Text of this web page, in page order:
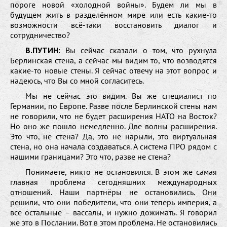
пороге новой «холодной войны». Будем ли мы в
будущем жить в разделённом мире или есть какие-то
возможности всё-таки восстановить диалог и
сотрудничество?
В.ПУТИН: Вы сейчас сказали о том, что рухнула
Берлинская стена, а сейчас мы видим то, что возводятся
какие-то новые стены. Я сейчас отвечу на этот вопрос и
надеюсь, что Вы со мной согласитесь.
Мы не сейчас это видим. Вы же специалист по
Германии, по Европе. Разве после Берлинской стены нам
не говорили, что не будет расширения НАТО на Восток?
Но оно же пошло немедленно. Две волны расширения.
Это что, не стена? Да, это не нарыли, это виртуальная
стена, но она начала создаваться. А система ПРО рядом с
нашими границами? Это что, разве не стена?
Понимаете, никто не остановился. В этом же самая
главная проблема сегодняшних международных
отношений. Наши партнёры не остановились. Они
решили, что они победители, что они теперь империя, а
все остальные – вассалы, и нужно дожимать. Я говорил
же это в Послании. Вот в этом проблема. Не остановились